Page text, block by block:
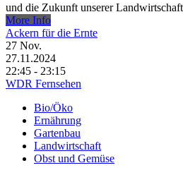
und die Zukunft unserer Landwirtschaft
More Info
Ackern für die Ernte
27 Nov.
27.11.2024
22:45 - 23:15
WDR Fernsehen
Bio/Öko
Ernährung
Gartenbau
Landwirtschaft
Obst und Gemüse